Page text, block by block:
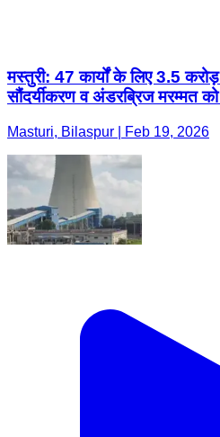
मस्तुरी: 47 कार्यों के लिए 3.5
सौंदर्यीकरण व अंडरब्रिज मरम्मत को
Masturi, Bilaspur | Feb 19, 2026